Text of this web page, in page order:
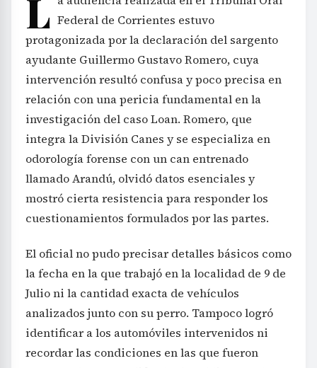
L Federal de Corrientes estuvo
protagonizada por la declaración del sargento
ayudante Guillermo Gustavo Romero, cuya
intervención resultó confusa y poco precisa en
relación con una pericia fundamental en la
investigación del caso Loan. Romero, que
integra la División Canes y se especializa en
odorología forense con un can entrenado
llamado Arandú, olvidó datos esenciales y
mostró cierta resistencia para responder los
cuestionamientos formulados por las partes.
El oficial no pudo precisar detalles básicos como
la fecha en la que trabajó en la localidad de 9 de
Julio ni la cantidad exacta de vehículos
analizados junto con su perro. Tampoco logró
identificar a los automóviles intervenidos ni
recordar las condiciones en las que fueron